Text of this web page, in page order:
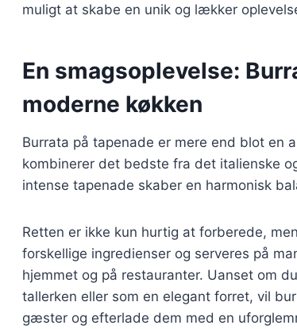
muligt at skabe en unik og lækker
En smagsoplevelse:
moderne køkken
Burrata på tapenade er mere end blot en
kombinerer det bedste fra det italienske
intense tapenade skaber en harmonisk
Retten er ikke kun hurtig at forberede,
forskellige ingredienser og serveres på
hjemmet og på restauranter. Uanset om
tallerken eller som en elegant forret, vil
gæster og efterlade dem med en